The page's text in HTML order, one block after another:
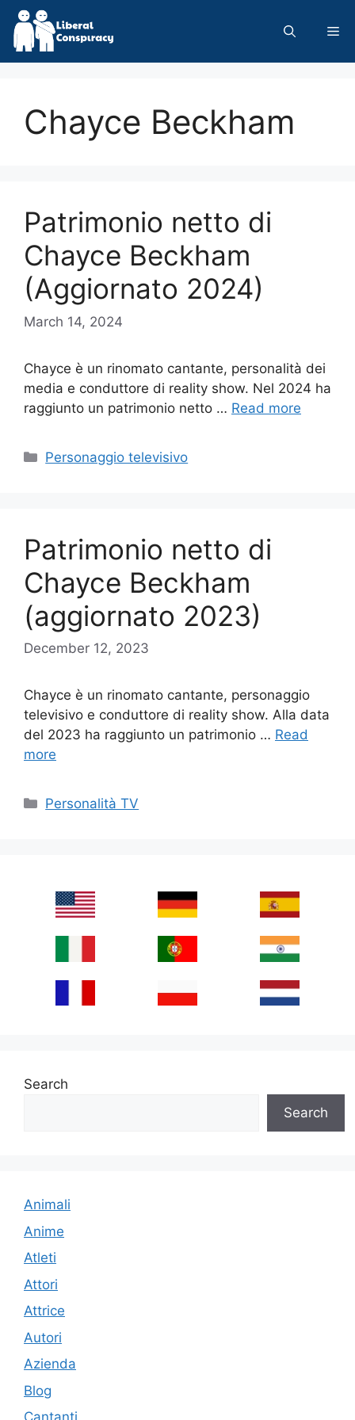
Skip
content
Chayce Beckham
Patrimonio netto di
Chayce Beckham
(Aggiornato 2024)
March 14, 2024
Chayce è un rinomato cantante, personalità dei
media e conduttore di reality show. Nel 2024 ha
raggiunto un patrimonio netto … Read more
Categories
Personaggio televisivo
Patrimonio netto di
Chayce Beckham
(aggiornato 2023)
December 12, 2023
Chayce è un rinomato cantante, personaggio
televisivo e conduttore di reality show. Alla data
del 2023 ha raggiunto un patrimonio … Read
more
Categories
Personalità TV
Search
Search
Animali
Anime
Atleti
Attori
Attrice
Autori
Azienda
Blog